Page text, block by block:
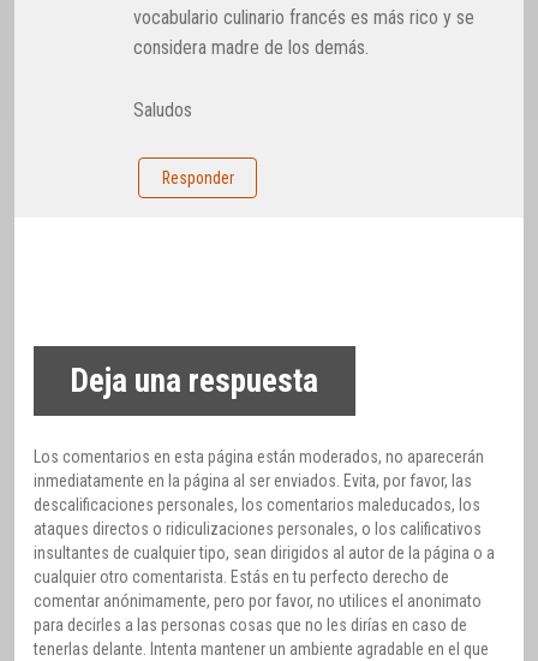
vocabulario culinario francés es más rico y se
considera madre de los demás.
Saludos
Responder
Deja una respuesta
Los comentarios en esta página están moderados, no aparecerán
inmediatamente en la página al ser enviados. Evita, por favor, las
descalificaciones personales, los comentarios maleducados, los
ataques directos o ridiculizaciones personales, o los calificativos
insultantes de cualquier tipo, sean dirigidos al autor de la página o a
cualquier otro comentarista. Estás en tu perfecto derecho de
comentar anónimamente, pero por favor, no utilices el anonimato
para decirles a las personas cosas que no les dirías en caso de
tenerlas delante. Intenta mantener un ambiente agradable en el que